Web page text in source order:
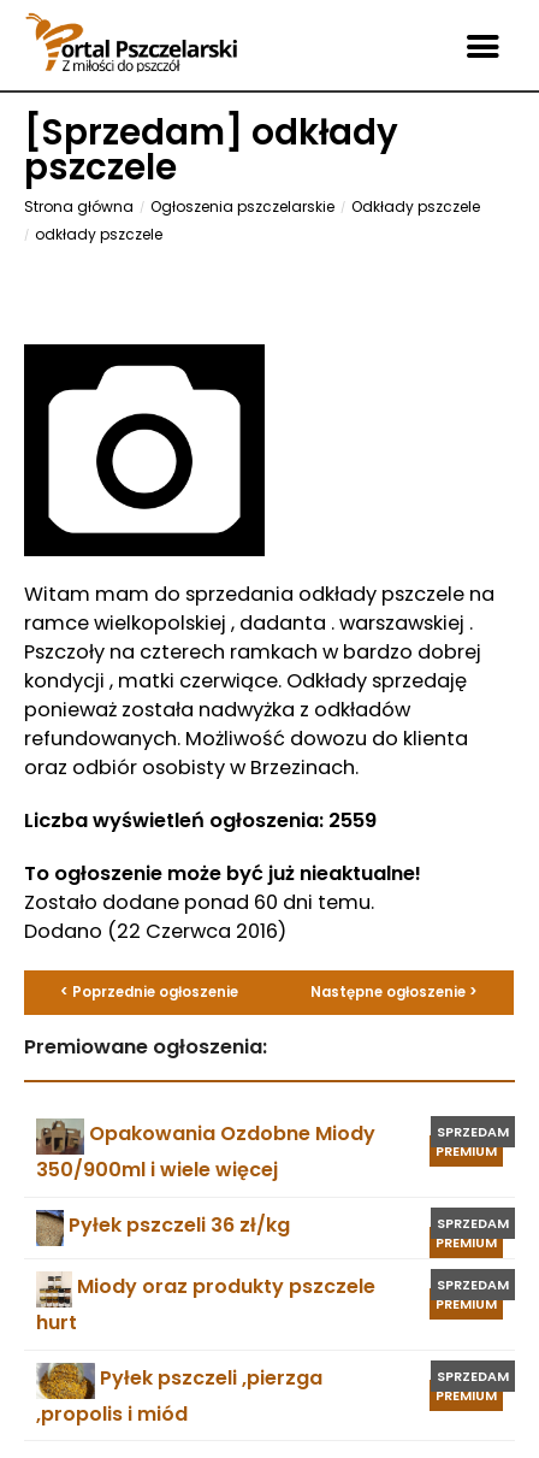
[Sprzedam] odkłady
pszczele
Strona główna Ogłoszenia pszczelarskie
Odkłady pszczele
odkłady pszczele
Witam mam do sprzedania odkłady pszczele na
ramce wielkopolskiej , dadanta . warszawskiej .
Pszczoły na czterech ramkach w bardzo dobrej
kondycji , matki czerwiące. Odkłady sprzedaję
ponieważ została nadwyżka z odkładów
refundowanych. Możliwość dowozu do klienta
oraz odbiór osobisty w Brzezinach.
Liczba wyświetleń ogłoszenia: 2559
To ogłoszenie może być już nieaktualne!
Zostało dodane ponad 60 dni temu.
Dodano (22 Czerwca 2016)
< Poprzednie ogłoszenie Następne ogłoszenie >
Premiowane ogłoszenia:
PREMIUM
SPRZEDAM
Opakowania Ozdobne Miody
350/900ml i wiele więcej
PREMIUM
SPRZEDAM
Pyłek pszczeli 36 zł/kg
PREMIUM
SPRZEDAM
Miody oraz produkty pszczele
hurt
PREMIUM
SPRZEDAM
Pyłek pszczeli ,pierzga
,propolis i miód